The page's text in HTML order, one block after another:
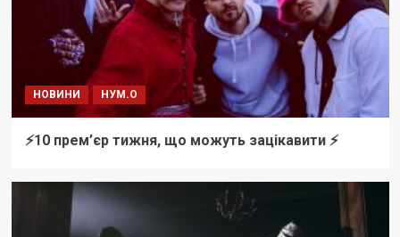
НОВИНИ НУМ.О
⚡️10 прем’єр тижня, що можуть зацікавити ⚡️